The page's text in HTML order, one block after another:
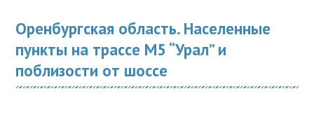
Оренбургская область. Населенные
пункты на трассе М5 “Урал” и
поблизости от шоссе